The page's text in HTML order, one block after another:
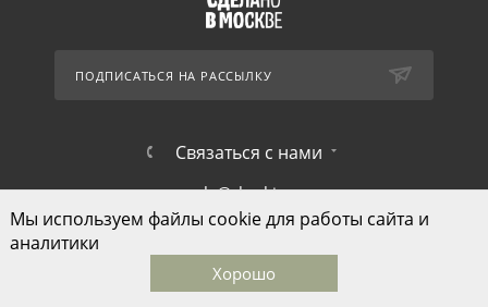
ПОДПИСАТЬСЯ НА РАССЫЛКУ
Связаться с нами
sale@skazkina.com
Корзина
Мы используем файлы cookie для работы сайта и
аналитики
Хорошо